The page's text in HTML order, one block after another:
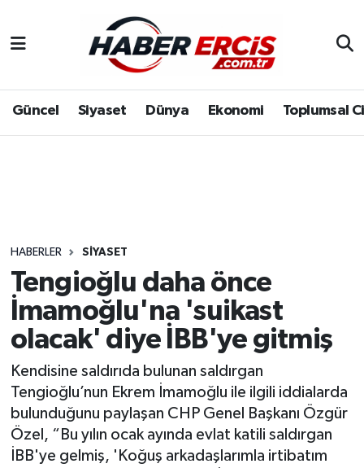
Güncel Siyaset Dünya Ekonomi Toplumsal
HABERLER SIYASET
Tengioğlu daha önce
İmamoğlu'na 'suikast
olacak' diye İBB'ye gitmiş
Kendisine saldırıda bulunan saldırgan
Tengioğlu’nun Ekrem İmamoğlu ile ilgili iddialarda
bulunduğunu paylaşan CHP Genel Başkanı Özgür
Özel, “Bu yılın ocak ayında evlat katili saldırgan
İBB'ye gelmiş, 'Koğuş arkadaşlarımla irtibatım